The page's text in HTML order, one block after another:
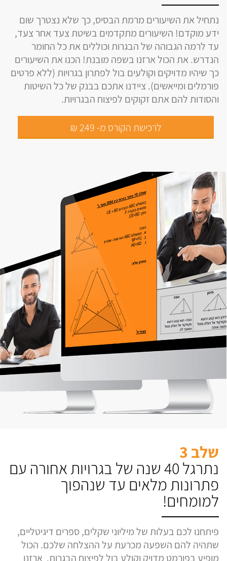
נתחיל את השיעורים מרמת הבסיס, כך שלא נצטרך שום
ידע מוקדם! השיעורים מתקדמים בשיטת צעד אחר צעד,
עד לרמה הגבוהה של הבגרות וכוללים את כל החומר
הנדרש. את הכול ארזנו בשפה מובנת! הכנו את השיעורים
כך שיהיו מדויקים וקולעים בול לפתרון בגרויות (ללא פרטים
פורמלים ומייאשים). ציידנו אתכם בבנק של כל השיטות
והסודות להם אתם זקוקים לפיצוח הבגרויות.
לרכישת הקורס מ- 249 ₪
שלב 3
נתרגל 40 שנה של בגרויות אחורה עם
פתרונות מלאים עד שנהפוך
למומחים!
פיתחנו לכם בעלות של מיליוני שקלים, ספרים דיגיטליים,
שתהיה להם השפעה מכרעת על ההצלחה שלכם. הכול
מופיע בפורמט מדויק וקולע בול לפיצוח הבגרות. ארזנו